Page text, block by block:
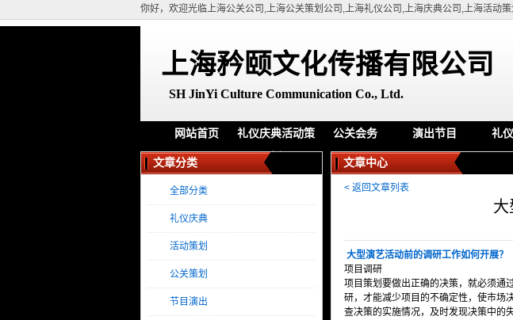
你好，欢迎光临上海公关公司,上海公关策划公司,上海礼仪公司,上海庆典公司,上海活动
上海矜颐文化传播有限公司
SHJinYi Culture Communication Co., Ltd.
网站首页
礼仪庆典活动策
公关会务 演出节目
礼
文章中心
< 返回文章列表
大
大型演艺活动前的调研工作如何开展？
项目调研
项目策划要做出正确的决策，就必须通
研，才能减少项目的不确定性，使市场
查决策的实施情况，及时发现决策中的
文章分类
全部分类
礼仪庆典
活动策划
公关策划
节目演出